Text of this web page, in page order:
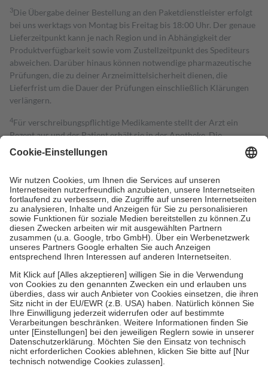
3Die Übergabe deiner Bestellung an den Paketdienstleister erfolgt
bei uns werktags von Montag bis Freitag bis 18:00 Uhr. Der genaue
Lieferzeitpunkt kann je nach Region und in Abhängigkeit der
Produktverfügbarkeit sowie vom Zustellzeitpunkt des Spediteurs
abweichen. Darüber hinaus können notwendige pharmazeutische
Prüfungen, die zu deiner Arzneimittelsicherheit dienen, die
Lieferfrist um die Dauer der Prüfungen einschließlich Klärungen
verlängern.
4Für verschreibungspflichtige Medikamente stellt der Arzt ein
Rezept aus und der Patient erhält sie in der Apotheke. Die
gesetzliche Krankenversicherung übernimmt in der Regel die
Kosten dafür, der Versicherte trägt einen Teil davon als Zuzahlung
Grundsätzlich leisten Mitglieder Zuzahlungen in Höhe von zehn
Prozent des Abgabepreises,mindestens jedochfünf Euround
höchstens zehn Euro.Es sind jedoch nie mehr als die tatsächlichen
Kosten der Leistung zu entrichten.
Diese Regeln gelten grundsätzlich auch für Online-Apotheken.
Bei Heilmitteln und häuslicher Krankenpflege beträgt die
Zuzahlung zehn Prozent der Kosten sowie zehn Euro je
Verordnung.
Um das Engagement der Versicherten für ihre eigene Gesundheit zu
stärken und die besondere Stellung der Familie zu unterstützen,
fallenkeine Zuzahlungenan bei:
• Kindern und Jugendlichen bis zum vollendeten 18. Lebensjahr
mit Ausnahme der Fahrkosten
• Untersuchungen zur Vorsorge und Früherkennung, die von der
GKV getragen werden